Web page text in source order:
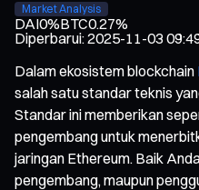
Market Analysis
DAI0%BTC0.27%
Diperbarui:2025-11-03
Dalam ekosistem blockchain
salah satu standar teknis
Standar ini memberikan
pengembang untuk
jaringan Ethereum. Baik
pengembang, maupun